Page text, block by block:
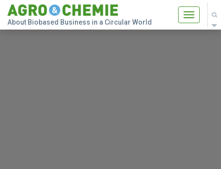
Toggle
About Biobased Business in a Circular World